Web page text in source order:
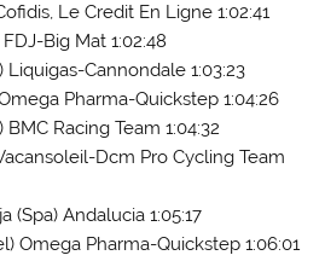
Le Credit En Ligne 1:02:41
Big Mat 1:02:48
Liquigas-Cannondale 1:03:23
Pharma-Quickstep 1:04:26
Racing Team 1:04:32
Dcm Pro Cycling Team
(Spa) Andalucia 1:05:17
Omega Pharma-Quickstep 1:06:01